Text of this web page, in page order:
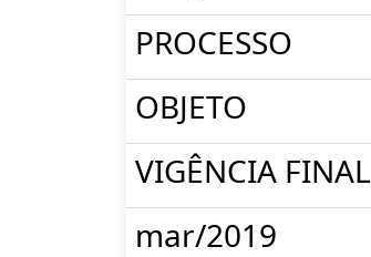
PROCESSO
OBJETO
VIGÊNCIA FINAL
mar/2019